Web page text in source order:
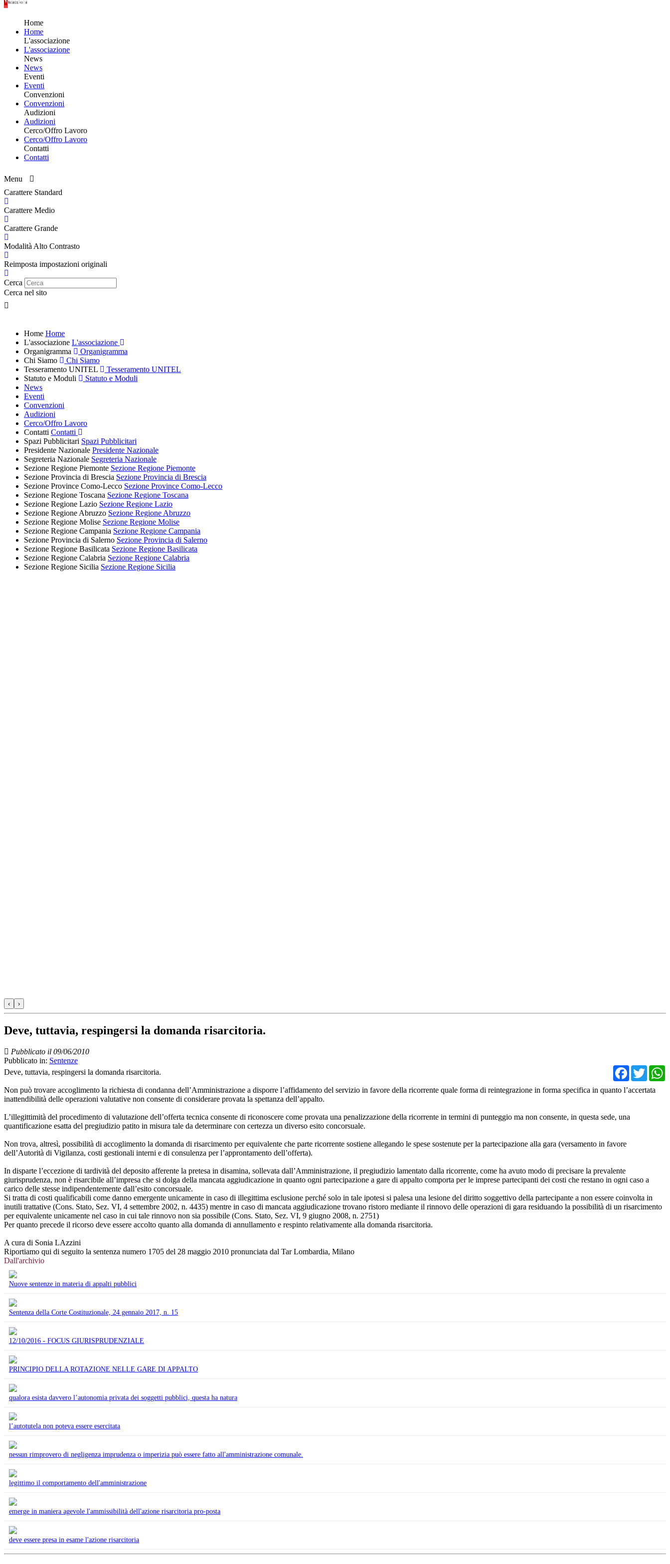
Home
Home
L'associazione
L'associazione
News
News
Eventi
Eventi
Convenzioni
Convenzioni
Audizioni
Audizioni
Cerco/Offro Lavoro
Cerco/Offro Lavoro
Contatti
Contatti
Menu
Carattere Standard
Carattere Medio
Carattere Grande
Modalità Alto Contrasto
Reimposta impostazioni originali
Cerca
Cerca nel sito
Home Home
L'associazione L'associazione
Organigramma
Organigramma
Chi Siamo
Chi Siamo
Tesseramento UNITEL
Tesseramento UNITEL
Statuto e Moduli
Statuto e Moduli
News
Eventi
Convenzioni
Audizioni
Cerco/Offro Lavoro
Contatti Contatti
Spazi Pubblicitari Spazi Pubblicitari
Presidente Nazionale Presidente Nazionale
Segreteria Nazionale Segreteria Nazionale
Sezione Regione Piemonte Sezione Regione Piemonte
Sezione Provincia di Brescia Sezione Provincia di Brescia
Sezione Province Como-Lecco Sezione Province Como-Lecco
Sezione Regione Toscana Sezione Regione Toscana
Sezione Regione Lazio Sezione Regione Lazio
Sezione Regione Abruzzo Sezione Regione Abruzzo
Sezione Regione Molise Sezione Regione Molise
Sezione Regione Campania Sezione Regione Campania
Sezione Provincia di Salerno Sezione Provincia di Salerno
Sezione Regione Basilicata Sezione Regione Basilicata
Sezione Regione Calabria Sezione Regione Calabria
Sezione Regione Sicilia Sezione Regione Sicilia
‹ ›
Deve, tuttavia, respingersi la domanda risarcitoria.
Pubblicato il 09/06/2010
Pubblicato in: Sentenze
Deve, tuttavia, respingersi la domanda risarcitoria.
Non può trovare accoglimento la richiesta di condanna dell’Amministrazione a disporre l’affidamento del servizio in favore della ricorrente quale forma di reintegrazione in forma specifica in quanto l’accertata
inattendibilità delle operazioni valutative non consente di considerare provata la spettanza dell’appalto.
L’illegittimità del procedimento di valutazione dell’offerta tecnica consente di riconoscere come provata una penalizzazione della ricorrente in termini di punteggio ma non consente, in questa sede, una
quantificazione esatta del pregiudizio patito in misura tale da determinare con certezza un diverso esito concorsuale.
Non trova, altresì, possibilità di accoglimento la domanda di risarcimento per equivalente che parte ricorrente sostiene allegando le spese sostenute per la partecipazione alla gara (versamento in favore
dell’Autorità di Vigilanza, costi gestionali interni e di consulenza per l’approntamento dell’offerta).
In disparte l’eccezione di tardività del deposito afferente la pretesa in disamina, sollevata dall’Amministrazione, il pregiudizio lamentato dalla ricorrente, come ha avuto modo di precisare la prevalente
giurisprudenza, non è risarcibile all’impresa che si dolga della mancata aggiudicazione in quanto ogni partecipazione a gare di appalto comporta per le imprese partecipanti dei costi che restano in ogni caso a
carico delle stesse indipendentemente dall’esito concorsuale.
Si tratta di costi qualificabili come danno emergente unicamente in caso di illegittima esclusione perché solo in tale ipotesi si palesa una lesione del diritto soggettivo della partecipante a non essere coinvolta in
inutili trattative (Cons. Stato, Sez. VI, 4 settembre 2002, n. 4435) mentre in caso di mancata aggiudicazione trovano ristoro mediante il rinnovo delle operazioni di gara residuando la possibilità di un risarcimento
per equivalente unicamente nel caso in cui tale rinnovo non sia possibile (Cons. Stato, Sez. VI, 9 giugno 2008, n. 2751)
Per quanto precede il ricorso deve essere accolto quanto alla domanda di annullamento e respinto relativamente alla domanda risarcitoria.
A cura di Sonia LAzzini
Riportiamo qui di seguito la sentenza numero 1705 del 28 maggio 2010 pronunciata dal Tar Lombardia, Milano
Dall'archivio
Nuove sentenze in materia di appalti pubblici
Sentenza della Corte Costituzionale, 24 gennaio 2017, n. 15
12/10/2016 - FOCUS GIURISPRUDENZIALE
PRINCIPIO DELLA ROTAZIONE NELLE GARE DI APPALTO
qualora esista davvero l’autonomia privata dei soggetti pubblici, questa ha natura
l’autotutela non poteva essere esercitata
nessun rimprovero di negligenza imprudenza o imperizia può essere fatto all'amministrazione comunale.
legittimo il comportamento dell'amministrazione
emerge in maniera agevole l'ammissibilità dell'azione risarcitoria pro-posta
deve essere presa in esame l'azione risarcitoria